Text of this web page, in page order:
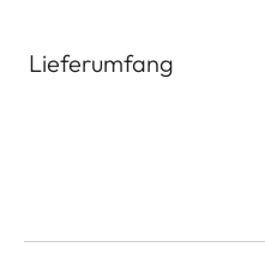
Lieferumfang